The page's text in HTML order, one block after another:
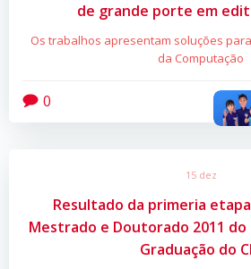
de grande porte em
Os trabalhos apresentam soluções
da Computação
0
15 dez
Resultado da primeria
Mestrado e Doutorado 2011 do
Graduação do